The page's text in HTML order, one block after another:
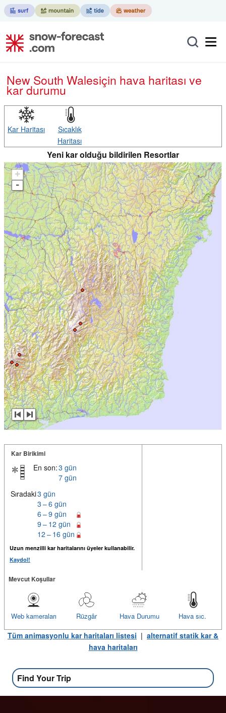
New South Walesiçin hava haritası ve
kar durumu
Kar Haritası
Sıcaklık
Haritası
Yeni kar olduğu bildirilen Resortlar
+
-
Kar Birikimi
En son:3 gün
7 gün
Sıradaki3 gün
3 – 6 gün
6 – 9 gün
9 – 12 gün
12 – 16 gün
Uzun menzilli kar haritalarını üyeler kullanabilir.
Kaydol!
Mevcut Koşullar
Hava sıc.
Hava Durumu
Rüzgâr
Web kameraları
Tüm animasyonlu kar haritaları listesi | alternatif statik kar &
hava haritaları
Find Your Trip